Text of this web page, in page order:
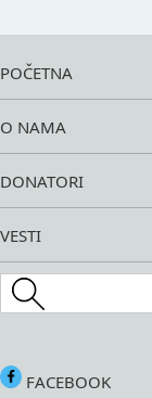
POČETNA
O NAMA
DONATORI
VESTI
Search this site
FACEBOOK